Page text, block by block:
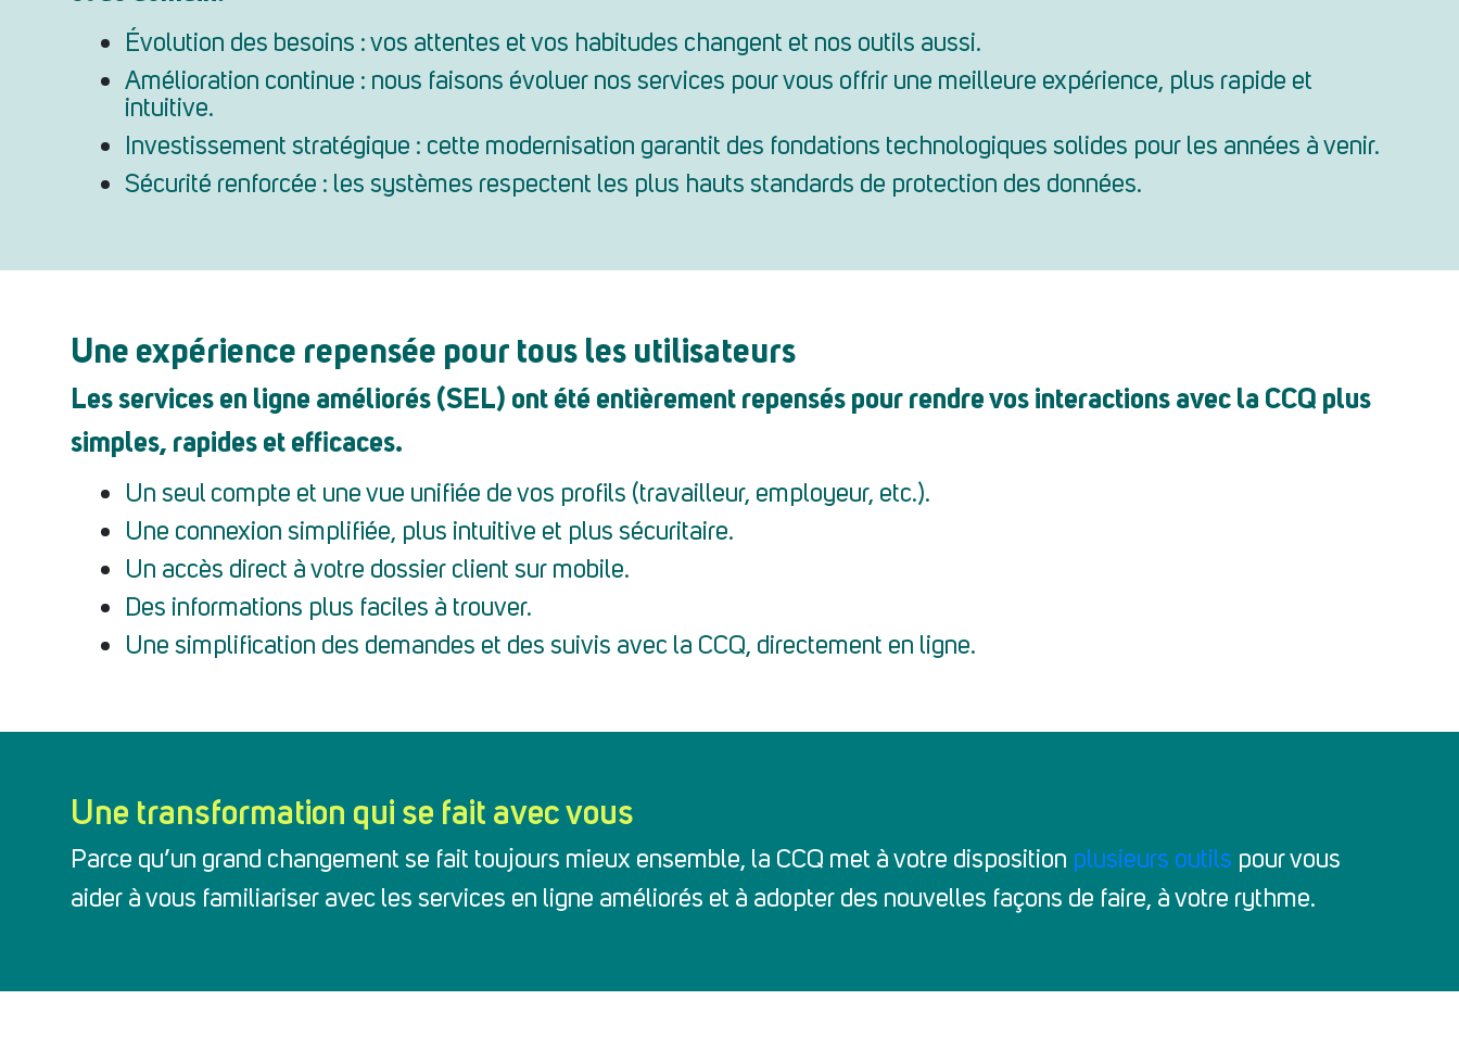
Évolution des besoins : vos attentes et vos habitudes changent et nos outils aussi.
Amélioration continue : nous faisons évoluer nos services pour vous offrir une meilleure expérience, plus rapide et
intuitive.
Investissement stratégique : cette modernisation garantit des fondations technologiques solides pour les années à venir.
Sécurité renforcée : les systèmes respectent les plus hauts standards de protection des données.
Une expérience repensée pour tous les utilisateurs
Les services en ligne améliorés (SEL) ont été entièrement repensés pour rendre vos interactions avec la CCQ plus
simples, rapides et efficaces.
Un seul compte et une vue unifiée de vos profils (travailleur, employeur, etc.).
Une connexion simplifiée, plus intuitive et plus sécuritaire.
Un accès direct à votre dossier client sur mobile.
Des informations plus faciles à trouver.
Une simplification des demandes et des suivis avec la CCQ, directement en ligne.
Une transformation qui se fait avec vous
Parce qu’un grand changement se fait toujours mieux ensemble, la CCQ met à votre disposition plusieurs outils pour vous
aider à vous familiariser avec les services en ligne améliorés et à adopter des nouvelles façons de faire, à votre rythme.